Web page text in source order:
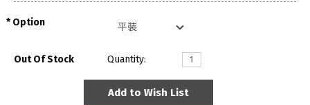
Option
Out Of Stock Quantity:
Add to Wish List